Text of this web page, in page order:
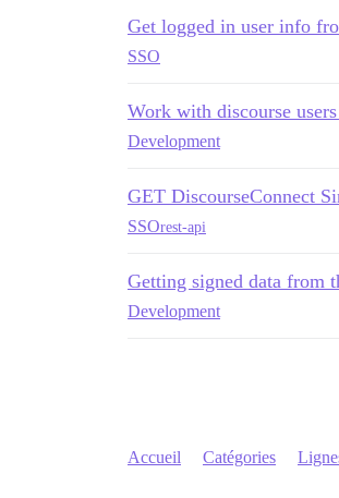
Get logged in user info
SSO
Work with discourse
Development
GET DiscourseConnect
SSOrest-api
Getting signed data from
Development
Accueil Catégories